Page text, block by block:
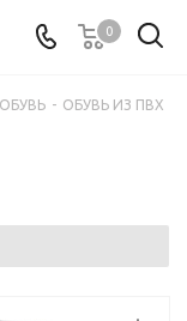
0
- ОБУВЬ ИЗ ПВХ